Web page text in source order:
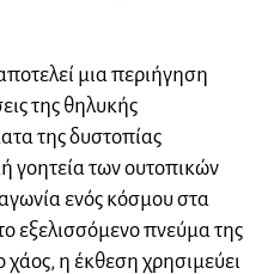
μια περιήγηση
της θηλυκής
της δυστοπίας
γοητεία των ουτοπικών
ενός κόσμου στα
εξελισσόμενο πνεύμα της
χάος, η έκθεση χρησιμεύει